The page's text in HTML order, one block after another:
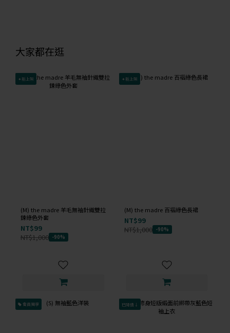
大家都在逛
✦新上架
(M) the madre 羊毛無袖針織雙拉
鍊綠色外套
NT$99
NT$1,000 -90%
✦新上架
(M) the madre 百褶綠色長裙
NT$99
NT$1,000 -90%
會員獨享 已降價↓